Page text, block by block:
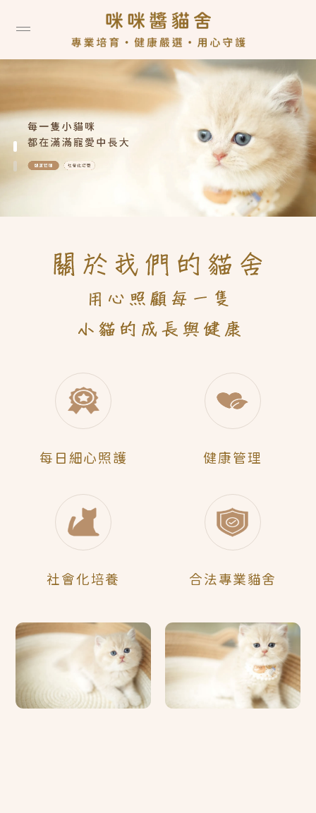
每日 細心照護 健康管理
社會化培養 合法專業貓舍